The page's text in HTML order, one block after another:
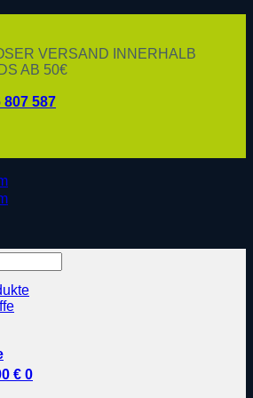
VERSAND INNERHALB
AB 50€
807 587
€ 0